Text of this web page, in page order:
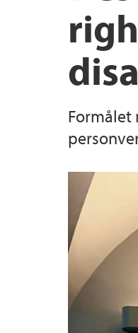
Formålet